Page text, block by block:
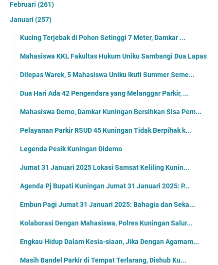
Februari (261)
Januari (257)
Kucing Terjebak di Pohon Setinggi 7 Meter, Damkar ...
Mahasiswa KKL Fakultas Hukum Uniku Sambangi Dua Lapas
Dilepas Warek, 5 Mahasiswa Uniku Ikuti Summer Seme...
Dua Hari Ada 42 Pengendara yang Melanggar Parkir, ...
Mahasiswa Demo, Damkar Kuningan Bersihkan Sisa Pem...
Pelayanan Parkir RSUD 45 Kuningan Tidak Berpihak k...
Legenda Pesik Kuningan Didemo
Jumat 31 Januari 2025 Lokasi Samsat Keliling Kunin...
Agenda Pj Bupati Kuningan Jumat 31 Januari 2025: P...
Embun Pagi Jumat 31 Januari 2025: Bahagia dan Seka...
Kolaborasi Dengan Mahasiswa, Polres Kuningan Salur...
Engkau Hidup Dalam Kesia-siaan, Jika Dengan Agamam...
Masih Bandel Parkir di Tempat Terlarang, Dishub Ku...